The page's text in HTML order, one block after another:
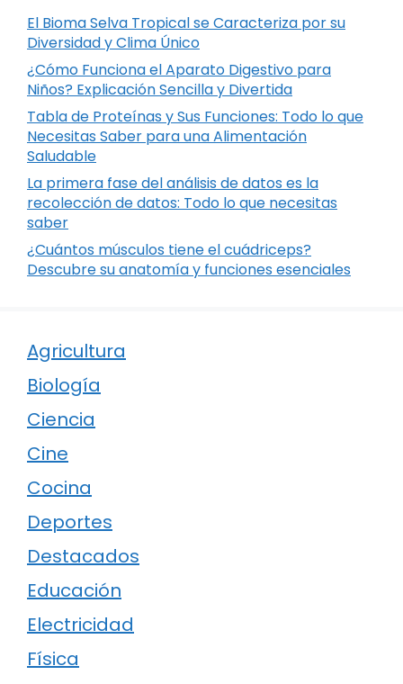
El Bioma Selva Tropical se Caracteriza por su
Diversidad y Clima Único
¿Cómo Funciona el Aparato Digestivo para
Niños? Explicación Sencilla y Divertida
Tabla de Proteínas y Sus Funciones: Todo lo que
Necesitas Saber para una Alimentación
Saludable
La primera fase del análisis de datos es la
recolección de datos: Todo lo que necesitas
saber
¿Cuántos músculos tiene el cuádriceps?
Descubre su anatomía y funciones esenciales
Agricultura
Biología
Ciencia
Cine
Cocina
Deportes
Destacados
Educación
Electricidad
Física